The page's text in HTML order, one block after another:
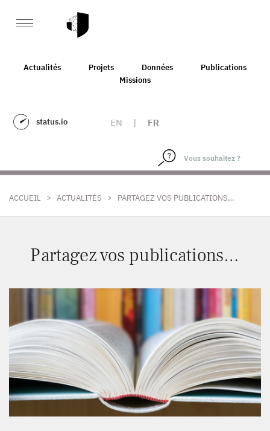
Actualités Projets Données
Publications
Missions
status.io EN | FR
ACCUEIL > ACTUALITÉS > PARTAGEZ VOS PUBLICATIONS…
Partagez vos publications…